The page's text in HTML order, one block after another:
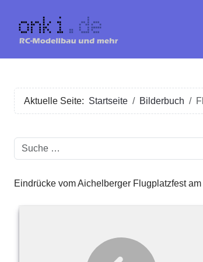
Aktuelle Seite: Startseite Bilderbuch
Suchen
Eindrücke vom Aichelberger Flugplatzfest